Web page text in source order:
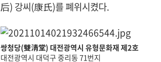
后) 강씨(康氏)를 폐위시켰다.
쌍청당(雙淸堂) 대전광역시 유형문화재 제2호
대전광역시 대덕구 중리동 71번지